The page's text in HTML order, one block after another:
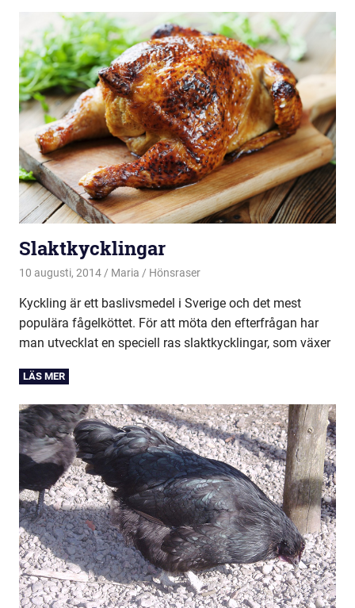
Slaktkycklingar
10 augusti, 2014 Maria Hönsraser
Kyckling är ett baslivsmedel i Sverige och det mest
populära fågelköttet. För att möta den efterfrågan har
man utvecklat en speciell ras slaktkycklingar, som växer